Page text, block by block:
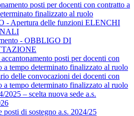
posti per docenti con contratto a
finalizzato al ruolo
- Apertura delle funzioni ELENCHI
- OBBLIGO DI
posti per docenti con
a tempo determinato finalizzato al ruolo
delle convocazioni dei docenti con
a tempo determinato finalizzato al ruolo
2025 – scelta nuova sede a.s.
posti di sostegno a.s. 2024/25